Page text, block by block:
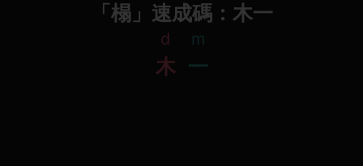
「榻」速成碼：木一
d
木
m
一